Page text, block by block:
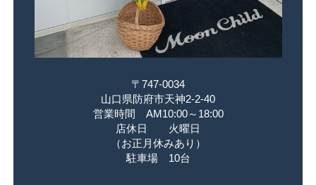
〒747-0034
山口県防府市天神2-2-40
営業時間 AM10:00～18:00
店休日 火曜日
（お正月休みあり）
駐車場 10台